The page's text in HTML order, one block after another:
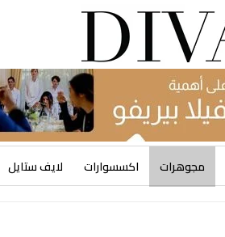
مجوهرات اكسسوارات لايف ستايل